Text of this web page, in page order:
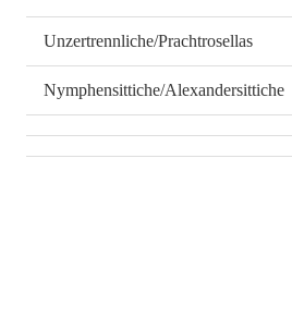
Unzertrennliche/Prachtrosellas
Nymphensittiche/Alexandersittiche